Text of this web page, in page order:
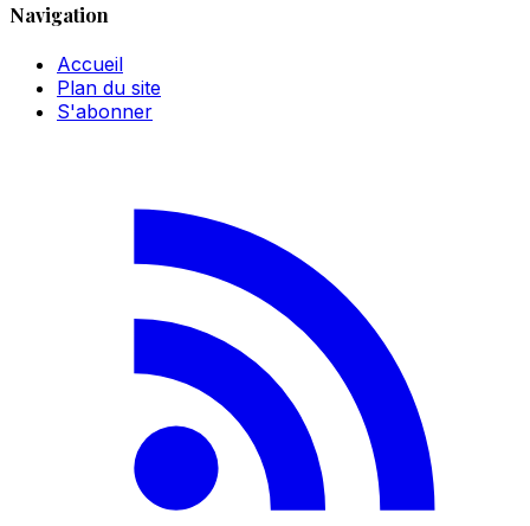
Navigation
Accueil
Plan du site
S'abonner